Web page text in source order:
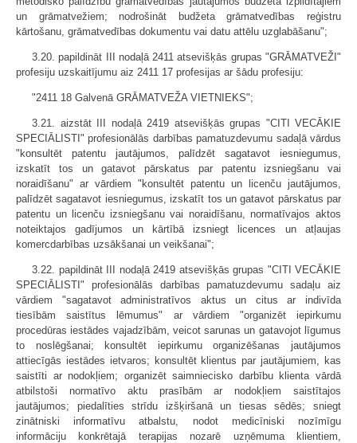
un grāmatvežiem; nodrošināt budžeta grāmatvedības reģistru
kārtošanu, grāmatvedības dokumentu vai datu attēlu uzglabāšanu";
3.20. papildināt III nodaļā 2411 atsevišķās grupas "GRĀMATVEŽI"
profesiju uzskaitījumu aiz 2411 17 profesijas ar šādu profesiju:
"2411 18 Galvenā GRĀMATVEŽA VIETNIEKS";
3.21. aizstāt III nodaļā 2419 atsevišķās grupas "CITI VECĀKIE
SPECIĀLISTI" profesionālās darbības pamatuzdevumu sadaļā vārdus
"konsultēt patentu jautājumos, palīdzēt sagatavot iesniegumus,
izskatīt tos un gatavot pārskatus par patentu izsniegšanu vai
noraidīšanu" ar vārdiem "konsultēt patentu un licenču jautājumos,
palīdzēt sagatavot iesniegumus, izskatīt tos un gatavot pārskatus par
patentu un licenču izsniegšanu vai noraidīšanu, normatīvajos aktos
noteiktajos gadījumos un kārtībā izsniegt licences un atļaujas
komercdarbības uzsākšanai un veikšanai";
3.22. papildināt III nodaļā 2419 atsevišķās grupas "CITI VECĀKIE
SPECIĀLISTI" profesionālās darbības pamatuzdevumu sadaļu aiz
vārdiem "sagatavot administratīvos aktus un citus ar indivīda
tiesībām saistītus lēmumus" ar vārdiem "organizēt iepirkumu
procedūras iestādes vajadzībām, veicot sarunas un gatavojot līgumus
to noslēgšanai; konsultēt iepirkumu organizēšanas jautājumos
attiecīgās iestādes ietvaros; konsultēt klientus par jautājumiem, kas
saistīti ar nodokļiem; organizēt saimniecisko darbību klienta vārdā
atbilstoši normatīvo aktu prasībām ar nodokļiem saistītajos
jautājumos; piedalīties strīdu izšķiršanā un tiesas sēdēs; sniegt
zinātniski informatīvu atbalstu, nodot medicīniski nozīmīgu
informāciju konkrētajā terapijas nozarē uzņēmuma klientiem,